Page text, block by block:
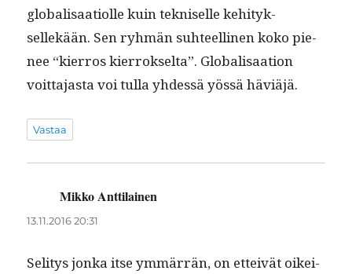
glob­al­isaa­ti­olle kuin tekniselle kehi­tyk­
sellekään. Sen ryh­män suh­teelli­nen koko pie­
nee “kier­ros kier­rokselta”. Glob­al­isaa­tion
voit­ta­jas­ta voi tul­la yhdessä yössä häviäjä.
Vastaa
Mikko Anttilainen
13.11.2016 20:31
Seli­tys jon­ka itse ymmär­rän, on etteivät oikei­